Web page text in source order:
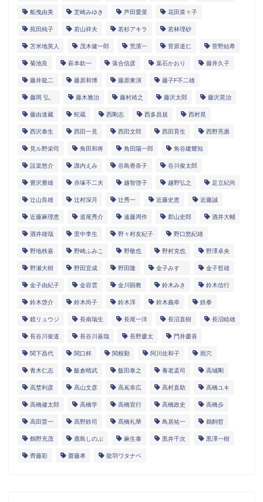
船曳由美 芝崎みゆき 芦田愛菜 花田菜々子
苑田純子 若山祥夫 若杉アキラ 若林理砂
苫米地英人 茂木健一郎 荒濱一 菅原道仁 菅野結希
菊池良 萩本欽一 落合信彦 葉石かおり 藤井久子
藤井龍二 藤原和博 藤原東演 藤子F不二雄
藤岡 弘、 藤木雅治 藤村靖之 藤沢太郎 藤沢晃治
藤由達藏 蛇蔵 西剛志 西多昌規 西村晃
西沢泰生 西田一見 西田文郎 西田育生 西野亮廣
見ル野栄司 角田和将 角田陽一郎 角谷建耀知
設楽悠介 諏内えみ 谷島香奈子 谷川俊太郎
豊沢豊雄 赤塚不二夫 越智啓子 越野弘之 足立紀尚
辻山良雄 辻村深月 辻秀一 近藤史恵 近藤誠
近藤麻理恵 道尾秀介 遠藤周作 郡山史郎 酒井大輔
酒井雄哉 里中李生 野々村友紀子 野口悠紀雄
野地秩嘉 野崎ふみこ 野敬也 野村克也 野澤卓央
野瀬大樹 野田宜成 野田隆 金子みすゞ 金子哲雄
金子由紀子 金容雲 金川顕教 鈴木みき 鈴木信行
鈴木啓介 鈴木尚子 鈴木淳 鈴木義幸 鉄拳
鏡リュウジ 長南瑞生 長尾一洋 長沼直樹 長沼睦雄
長谷川俊道 長谷川嘉哉 長野慶太 門井慶喜
関下昌代 関口梓 関根勤 阿川佐和子 雨穴
青木仁志 飯倉晴武 飯田泰之 養老孟司 高城剛
高埜利彦 高山文彦 高嶌幸広 高村直助 高橋ユキ
高橋健太郎 高橋学 高橋宣行 高橋政史 高橋歩
高田晋一 高野鉄司 髙橋礼華 鳥居祐一 鵜飼哲
鶴野充茂 鹿島しのぶ 麻生泰 黒井千次 黒澤一樹
齊藤彩 齋藤孝 龍羽ワタナベ